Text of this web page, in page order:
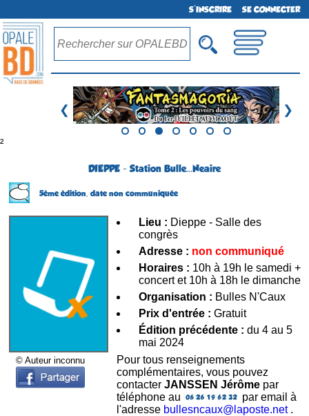
S'INSCRIRE SE CONNECTER
❮ ❯
²
DIEPPE - Station Bulle...Neaire
5ème édition, date non communiquée
© Auteur inconnu
Lieu : Dieppe - Salle des
congrès
Adresse : non communiqué
Horaires : 10h à 19h le samedi +
concert et 10h à 18h le dimanche
Organisation : Bulles N'Caux
Prix d'entrée : Gratuit
Édition précédente : du 4 au 5
mai 2024
Pour tous renseignements
complémentaires, vous pouvez
contacter JANSSEN Jérôme par
téléphone au
par email à
l'adresse bullesncaux@laposte.net.